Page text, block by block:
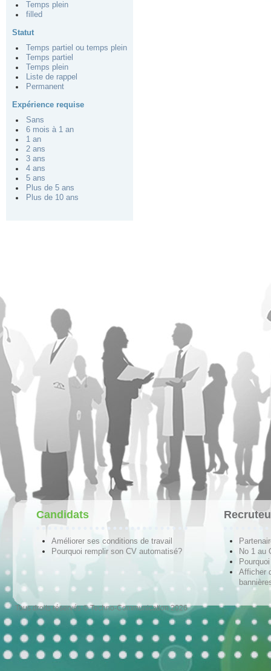
Temps plein
filled
Statut
Temps partiel ou temps plein
Temps partiel
Temps plein
Liste de rappel
Permanent
Expérience requise
Sans
6 mois à 1 an
1 an
2 ans
3 ans
4 ans
5 ans
Plus de 5 ans
Plus de 10 ans
Candidats
Améliorer ses conditions de travail
Pourquoi remplir son CV automatisé?
No 1 au
Afficher
Tous droits réservés © Techno-Communication 2026